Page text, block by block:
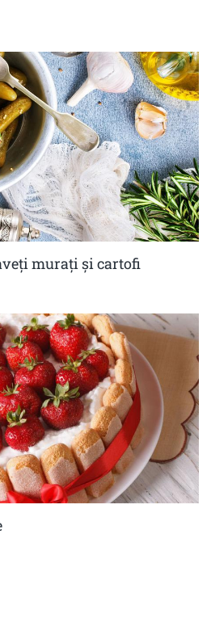
muraţi şi cartofi